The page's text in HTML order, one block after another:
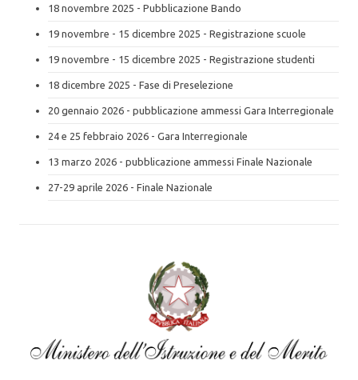
18 novembre 2025 - Pubblicazione Bando
19 novembre - 15 dicembre 2025 - Registrazione scuole
19 novembre - 15 dicembre 2025 - Registrazione studenti
18 dicembre 2025 - Fase di Preselezione
20 gennaio 2026 - pubblicazione ammessi Gara Interregionale
24 e 25 febbraio 2026 - Gara Interregionale
13 marzo 2026 - pubblicazione ammessi Finale Nazionale
27-29 aprile 2026 - Finale Nazionale